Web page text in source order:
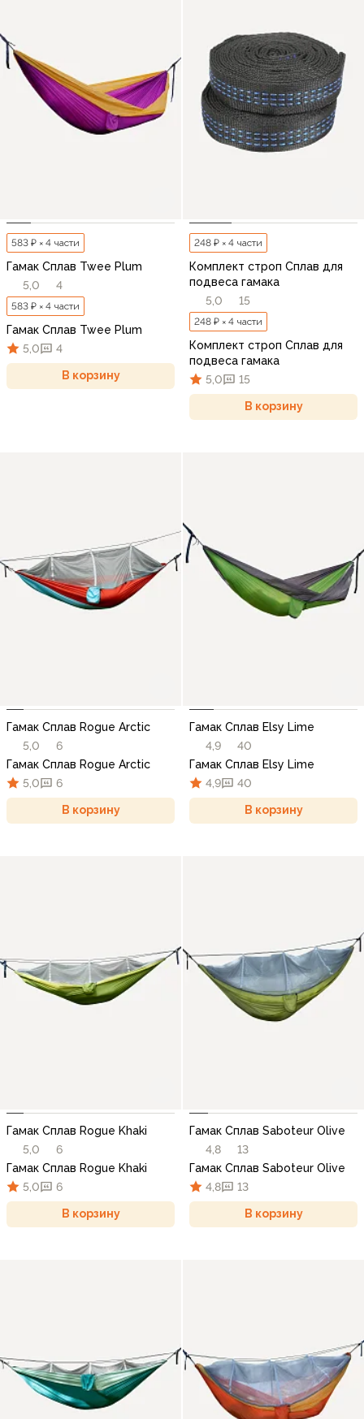
583 ₽ × 4 части
Гамак Сплав Twee Plum
5,0
4
583 ₽ × 4 части
Гамак Сплав Twee Plum
5,0
4
В корзину
248 ₽ × 4 части
Комплект строп Сплав для
подвеса гамака
5,0
15
248 ₽ × 4 части
Комплект строп Сплав для
подвеса гамака
5,0
15
В корзину
Гамак Сплав Rogue Arctic
5,0
6
Гамак Сплав Rogue Arctic
5,0
6
В корзину
Гамак Сплав Elsy Lime
4,9
40
Гамак Сплав Elsy Lime
4,9
40
В корзину
Гамак Сплав Rogue Khaki
5,0
6
Гамак Сплав Rogue Khaki
5,0
6
В корзину
Гамак Сплав Saboteur Olive
4,8
13
Гамак Сплав Saboteur Olive
4,8
13
В корзину